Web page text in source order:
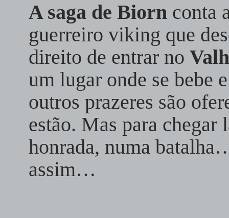
A saga de Biorn conta
guerreiro viking que
direito de entrar no
um lugar onde se bebe
outros prazeres são
estão. Mas para chegar
honrada, numa
assim…